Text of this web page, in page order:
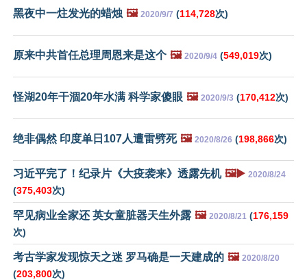
黑夜中一炷发光的蜡烛 🖼️ 2020/9/7 (114,728次)
原来中共首任总理周恩来是这个 🖼️ 2020/9/4 (549,019次)
怪湖20年干涸20年水满 科学家傻眼 🖼️ 2020/9/3 (170,412次)
绝非偶然 印度单日107人遭雷劈死 🖼️ 2020/8/26 (198,866次)
习近平完了！纪录片《大疫袭来》透露先机 🖼️▶️ 2020/8/24
(375,403次)
罕见病业全家还 英女童脏器天生外露 🖼️ 2020/8/21 (176,159
次)
考古学家发现惊天之迷 罗马确是一天建成的 🖼️ 2020/8/20
(203,800次)